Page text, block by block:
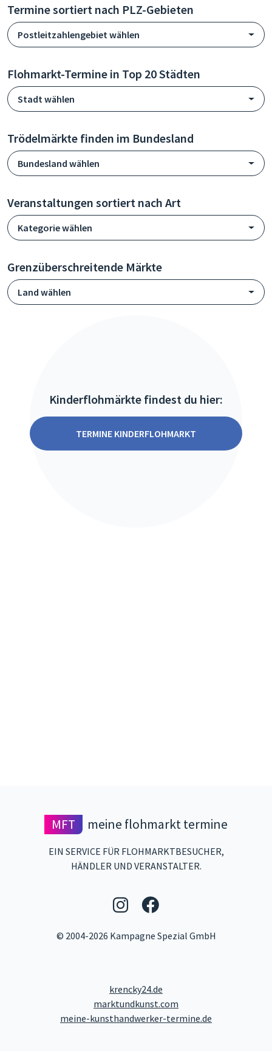
Termine sortiert nach PLZ-Gebieten
Postleitzahlengebiet wählen
Flohmarkt-Termine in Top 20 Städten
Stadt wählen
Trödelmärkte finden im Bundesland
Bundesland wählen
Veranstaltungen sortiert nach Art
Kategorie wählen
Grenzüberschreitende Märkte
Land wählen
Kinderflohmärkte findest du hier:
TERMINE KINDERFLOHMARKT
MFT meine flohmarkt termine
EIN SERVICE FÜR FLOHMARKTBESUCHER,
HÄNDLER UND VERANSTALTER.
Folgen Sie uns auf
Folgen Sie uns
© 2004-2026 Kampagne Spezial GmbH
krencky24.de
marktundkunst.com
meine-kunsthandwerker-termine.de